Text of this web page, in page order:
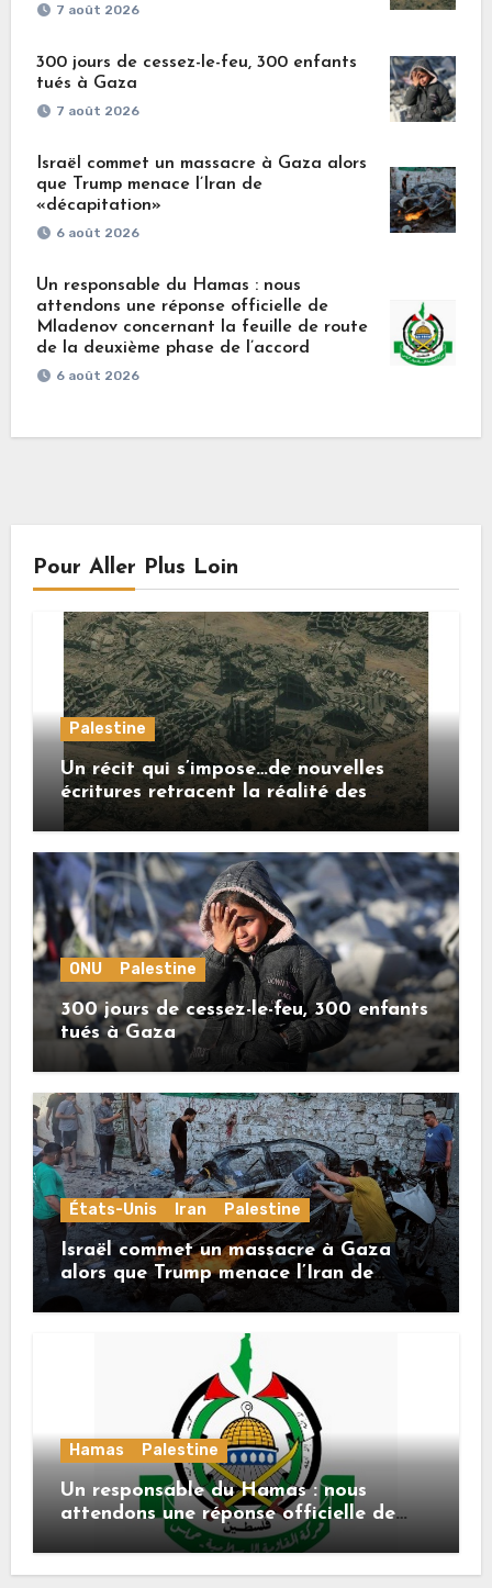
7 août 2026
300 jours de cessez-le-feu, 300 enfants
tués à Gaza
7 août 2026
Israël commet un massacre à Gaza alors
que Trump menace l’Iran de
«décapitation»
6 août 2026
Un responsable du Hamas : nous
attendons une réponse officielle de
Mladenov concernant la feuille de route
de la deuxième phase de l’accord
6 août 2026
Pour Aller Plus Loin
Palestine
Un récit qui s’impose…de nouvelles
écritures retracent la réalité des
crimes sionistes à Gaza
ONU Palestine
300 jours de cessez-le-feu, 300 enfants
tués à Gaza
États-Unis Iran Palestine
Israël commet un massacre à Gaza
alors que Trump menace l’Iran de
«décapitation»
Hamas Palestine
Un responsable du Hamas : nous
attendons une réponse officielle de
Mladenov concernant la feuille de